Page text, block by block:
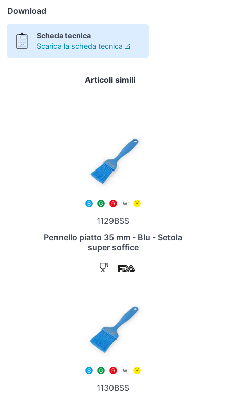
Download
Scheda tecnica
Scarica la scheda tecnica
Articoli simili
1129BSS
Pennello piatto 35 mm - Blu - Setola
super soffice
1130BSS